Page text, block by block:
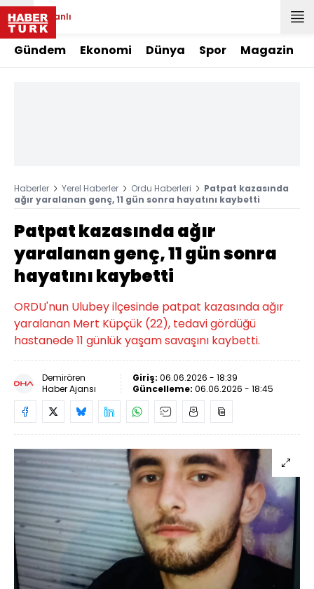
Canlı
Gündem Ekonomi Dünya Spor Magazin
Haberler Yerel Haberler Ordu Haberleri
Patpat kazasında
ağır yaralanan genç, 11 gün sonra hayatını kaybetti
Patpat kazasında ağır
yaralanan genç, 11 gün sonra
hayatını kaybetti
ORDU'nun Ulubey ilçesinde patpat kazasında ağır
yaralanan Mert Küpçük (22), tedavi gördüğü
hastanede 11 günlük yaşam savaşını kaybetti.
Demirören
Haber Ajansı
Giriş: 06.06.2026 - 18:39
Güncelleme: 06.06.2026 - 18:45